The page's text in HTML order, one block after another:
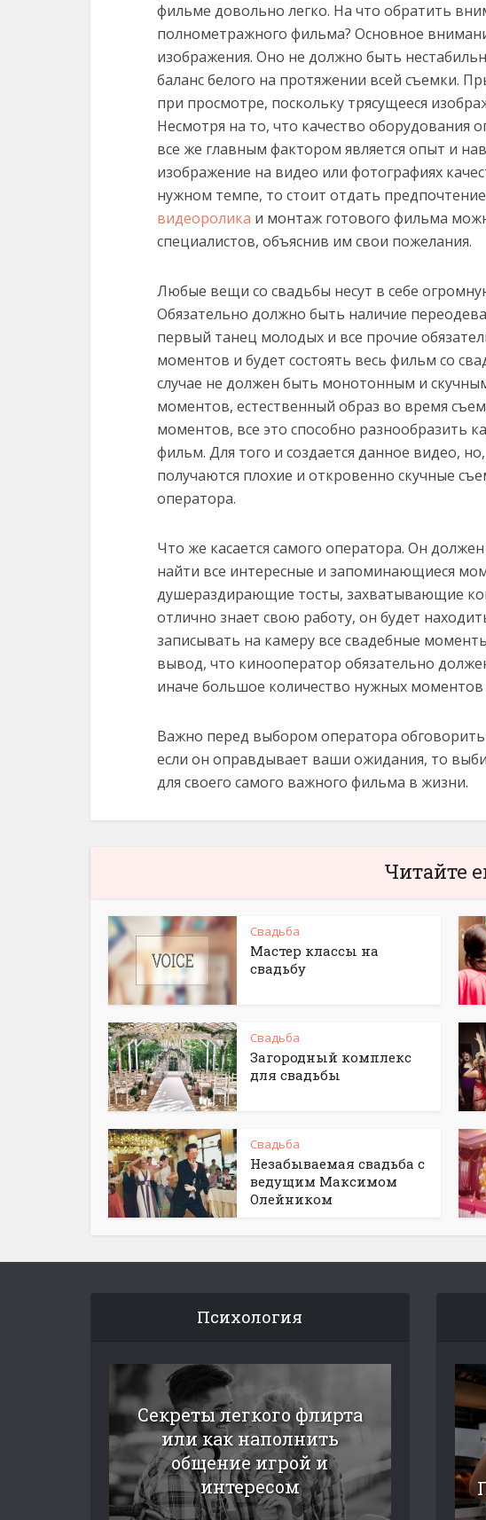
фильме довольно легко. На что обратить
полнометражного фильма? Основное
изображения. Оно не должно быть
баланс белого на протяжении всей съемки.
при просмотре, поскольку трясущееся
Несмотря на то, что качество оборудования
все же главным фактором является опыт и
изображение на видео или фотографиях
нужном темпе, то стоит отдать
видеоролика и монтаж готового фильма
специалистов, объяснив им свои пожелания.
Любые вещи со свадьбы несут в себе
Обязательно должно быть наличие
первый танец молодых и все прочие
моментов и будет состоять весь фильм со
случае не должен быть монотонным и
моментов, естественный образ во время
моментов, все это способно разнообразить
фильм. Для того и создается данное видео,
получаются плохие и откровенно скучные
оператора.
Что же касается самого оператора. Он
найти все интересные и запоминающиеся
душераздирающие тосты, захватывающие
отлично знает свою работу, он будет
записывать на камеру все свадебные
вывод, что кинооператор обязательно
иначе большое количество нужных моментов
Важно перед выбором оператора
если он оправдывает ваши ожидания, то
для своего самого важного фильма в жизни.
Читайте
Свадьба
Мастер классы на
свадьбу
Свадьба
Загородный комплекс
для свадьбы
Свадьба
Незабываемая свадьба с
ведущим Максимом
Олейником
Психология
Секреты легкого флирта
или как наполнить
общение игрой и
интересом